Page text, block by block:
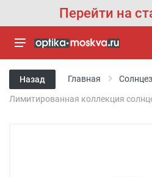
Перейти на
Назад Главная
Лимитированная коллекция